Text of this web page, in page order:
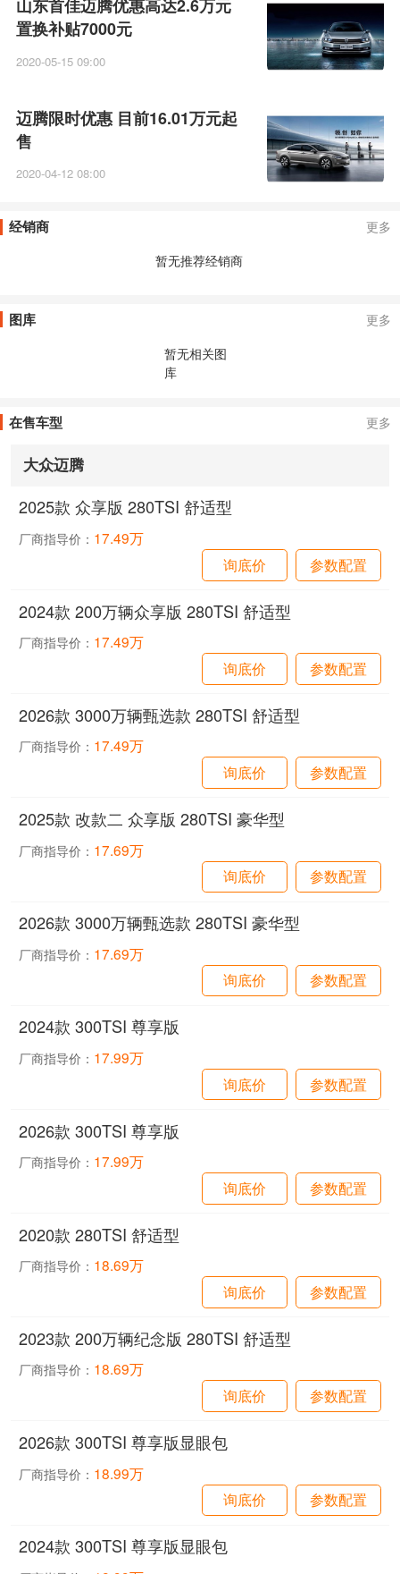
山东首佳迈腾优惠高达2.6万元
置换补贴7000元
2020-05-15 09:00
迈腾限时优惠 目前16.01万元起
售
2020-04-12 08:00
经销商
更多
暂无推荐经销商
图库
更多
暂无相关图
库
在售车型 更多
大众迈腾
2025款 众享版 280TSI 舒适型
厂商指导价： 17.49万
询底价
参数配置
2024款 200万辆众享版 280TSI 舒适型
厂商指导价： 17.49万
询底价
参数配置
2026款 3000万辆甄选款 280TSI 舒适型
厂商指导价： 17.49万
询底价
参数配置
2025款 改款二 众享版 280TSI 豪华型
厂商指导价： 17.69万
询底价
参数配置
2026款 3000万辆甄选款 280TSI 豪华型
厂商指导价： 17.69万
询底价
参数配置
2024款 300TSI 尊享版
厂商指导价： 17.99万
询底价
参数配置
2026款 300TSI 尊享版
厂商指导价： 17.99万
询底价
参数配置
2020款 280TSI 舒适型
厂商指导价： 18.69万
询底价
参数配置
2023款 200万辆纪念版 280TSI 舒适型
厂商指导价： 18.69万
询底价
参数配置
2026款 300TSI 尊享版显眼包
厂商指导价： 18.99万
询底价
参数配置
2024款 300TSI 尊享版显眼包